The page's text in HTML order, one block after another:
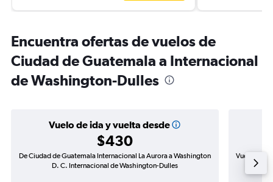
Encuentra ofertas de vuelos de
Ciudad de Guatemala a Internacional
de Washington-Dulles
Vuelo de ida y vuelta desde
$430
De Ciudad de Guatemala Internacional La Aurora a Washington
D. C. Internacional de Washington-Dulles
Vuelo de